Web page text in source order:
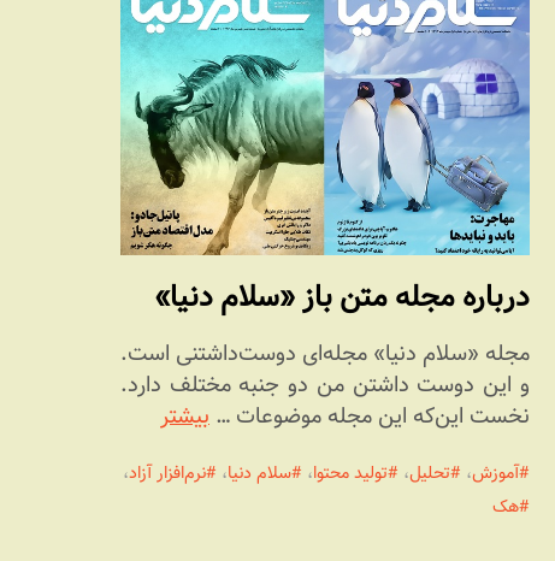
درباره مجله متن باز «سلام دنیا»
مجله «سلام دنیا» مجله‌ای دوست‌داشتنی است.
و این دوست داشتن من دو جنبه مختلف دارد.
نخست این‌که این مجله موضوعات …بیشتر
آموزش، تحلیل، تولید محتوا، سلام دنیا، نرم‌افزار آزاد،
هک